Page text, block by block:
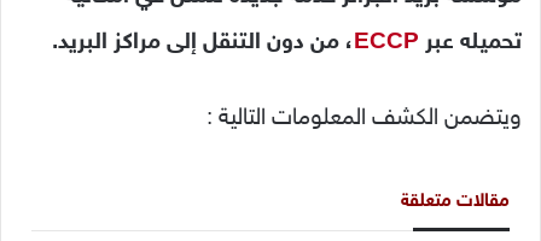
تحميله عبر ECCP، من دون التنقل إلى مراكز البريد.
ويتضمن الكشف المعلومات التالية :
مقالات متعلقة